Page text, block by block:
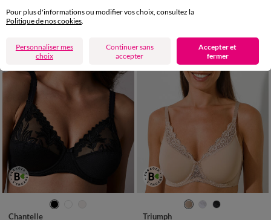
Chantelle
Triumph
Pour plus d'informations ou modifier vos choix, consultez la
Politique de nos cookies.
Personnaliser mes
choix
Continuer sans
accepter
Accepter et
fermer